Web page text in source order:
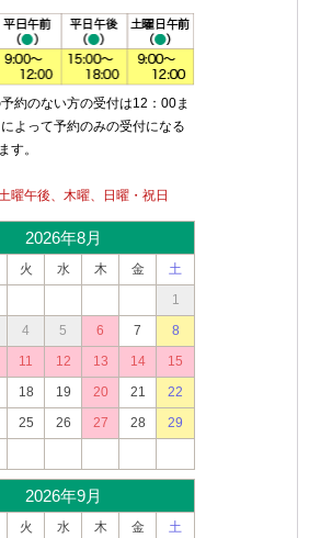
約のない方の受付は12：00ま
よって予約のみの受付になる
す。
曜午後、木曜、日曜・祝日
2026年8月
火 水 木 金
土
1
4 5 6 7
8
11 12 13 14
15
18 19 20 21
22
25 26 27 28
29
2026年9月
火 水 木 金
土